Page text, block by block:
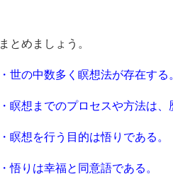
まとめましょう。
・世の中数多く瞑想法が存在する
・瞑想までのプロセスや方法は
・瞑想を行う目的は悟りである。
・悟りは幸福と同意語である。